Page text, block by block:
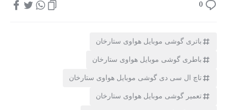
پخش انواع
هدفون و هندزفری هواوی
آریانا مرکز تخصصیتعمیرات گوشی موبایل هواوی
مرکزتعمیرات تبلت هواوی
معرفی محله ستارخان
0
باتری گوشی موبایل هواوی ستارخان
باطری گوشی موبایل هواوی ستارخان
تاچ ال سی دی گوشی موبایل هواوی ستارخان
تعمیر گوشی موبایل هواوی ستارخان